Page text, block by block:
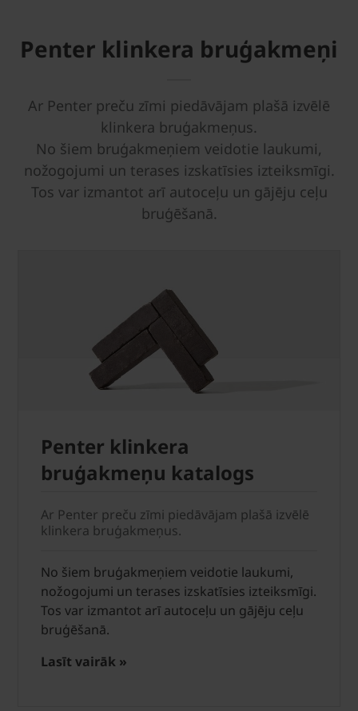
Penter klinkera bruģakmeņi
Ar Penter preču zīmi piedāvājam plašā izvēlē
klinkera bruģakmeņus.
No šiem bruģakmeņiem veidotie laukumi,
nožogojumi un terases izskatīsies izteiksmīgi.
Tos var izmantot arī autoceļu un gājēju ceļu
bruģēšanā.
Penter klinkera
bruģakmeņu katalogs
Ar Penter preču zīmi piedāvājam plašā izvēlē
klinkera bruģakmeņus.
No šiem bruģakmeņiem veidotie laukumi,
nožogojumi un terases izskatīsies izteiksmīgi.
Tos var izmantot arī autoceļu un gājēju ceļu
bruģēšanā.
Lasīt vairāk »